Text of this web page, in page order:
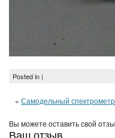
Posted in |
« Самодельный
Вы можете оставить свой
Ваш отзыв